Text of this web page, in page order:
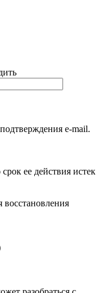
e-mail.
ее действия истек